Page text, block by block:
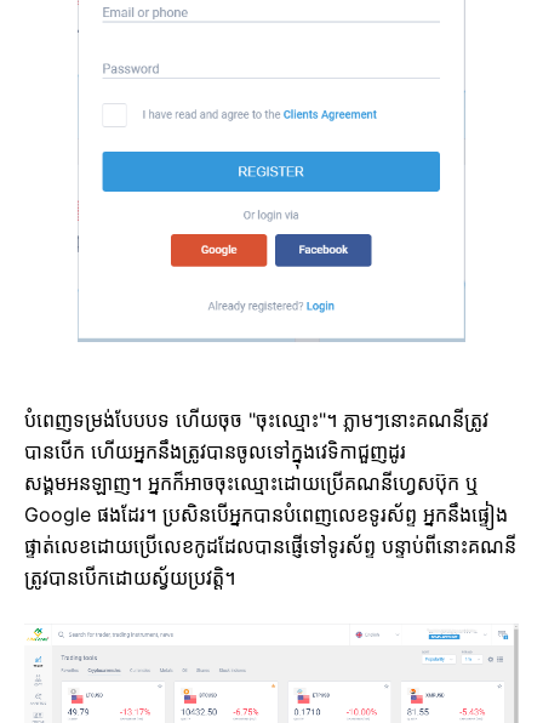
បំពេញទម្រង់បែបបទ ហើយចុច "ចុះឈ្មោះ"។ ភ្លាមៗនោះគណនីត្រូវ
បានបើក ហើយអ្នកនឹងត្រូវបានចូលទៅក្នុងវេទិកាជួញដូរ
សង្គមអនឡាញ។ អ្នកក៏អាចចុះឈ្មោះដោយប្រើគណនីហ្វេសប៊ុក ឬ
Google ផងដែរ។ ប្រសិនបើអ្នកបានបំពេញលេខទូរស័ព្ទ អ្នកនឹងផ្ទៀង
ផ្ទាត់លេខដោយប្រើលេខកូដដែលបានផ្ញើទៅទូរស័ព្ទ បន្ទាប់ពីនោះគណនី
ត្រូវបានបើកដោយស្វ័យប្រវត្តិ។